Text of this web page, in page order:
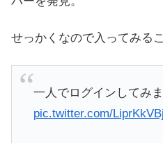
せっかくなので入ってみる
一人でログインしてみ
pic.twitter.com/